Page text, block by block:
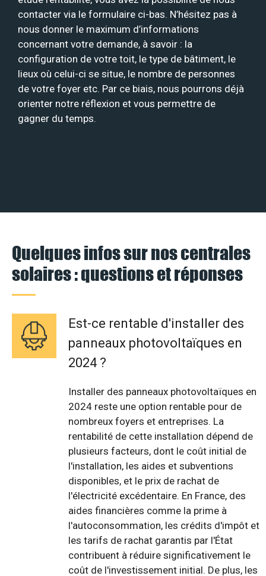
contacter via le formulaire ci-bas. N’hésitez pas à
nous donner le maximum d’informations
concernant votre demande, à savoir : la
configuration de votre toit, le type de bâtiment, le
lieux où celui-ci se situe, le nombre de personnes
de votre foyer etc. Par ce biais, nous pourrons déjà
orienter notre réflexion et vous permettre de
gagner du temps.
Quelques infos sur nos centrales
solaires : questions et réponses
Est-ce rentable d'installer des
panneaux photovoltaïques en
2024 ?
Installer des panneaux photovoltaïques en
2024 reste une option rentable pour de
nombreux foyers et entreprises. La
rentabilité de cette installation dépend de
plusieurs facteurs, dont le coût initial de
l'installation, les aides et subventions
disponibles, et le prix de rachat de
l'électricité excédentaire. En France, des
aides financières comme la prime à
l'autoconsommation, les crédits d'impôt et
les tarifs de rachat garantis par l'État
contribuent à réduire significativement le
coût de l'investissement initial. De plus, les